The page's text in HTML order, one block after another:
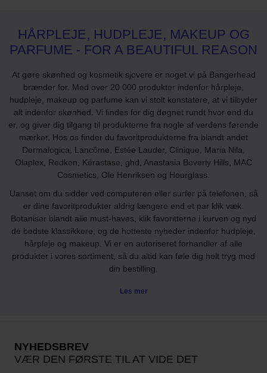
HÅRPLEJE, HUDPLEJE, MAKEUP OG
PARFUME - FOR A BEAUTIFUL REASON
At gøre skønhed og kosmetik sjovere er noget vi på Bangerhead
brænder for. Med over 20 000 produkter indenfor hårpleje,
hudpleje, makeup og parfume kan vi stolt konstatere, at vi tilbyder
alt indenfor skønhed. Vi findes for dig døgnet rundt hvor end du
er, og giver dig tilgang til produkterne fra nogle af verdens førende
mærker. Hos os finder du favoritprodukterne fra blandt andet
Dermalogica, Lancôme, Estée Lauder, Clinique, Maria Nila,
Olaplex, Redken, Kérastase, ghd, Anastasia Beverly Hills, MAC
Cosmetics, Ole Henriksen og Hourglass.
Uanset om du sidder ved computeren eller surfer på telefonen, så
er dine favoritprodukter aldrig længere end et par klik væk.
Botaniser blandt alle must-haves, klik favoritterne i kurven og nyd
de bedste klassikkere, og de hotteste nyheder indenfor hudpleje,
hårpleje og makeup. Vi er en autoriseret forhandler af alle
produkter i vores sortiment, så du altid kan føle dig helt tryg med
din bestilling.
Les mer
NYHEDSBREV
VÆR DEN FØRSTE TIL AT VIDE DET